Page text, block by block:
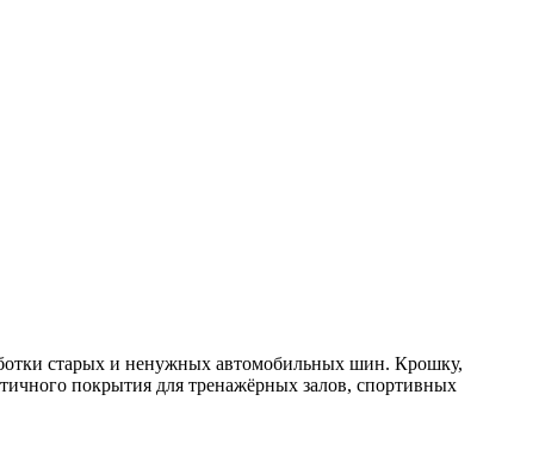
старых и ненужных автомобильных шин. Крошку,
покрытия для тренажёрных залов, спортивных